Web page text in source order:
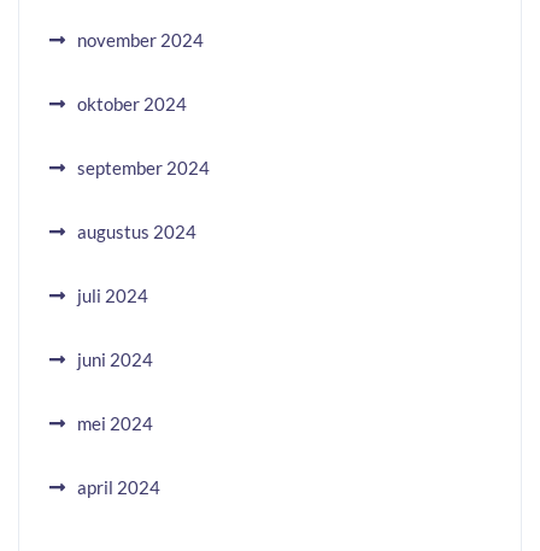
november 2024
oktober 2024
september 2024
augustus 2024
juli 2024
juni 2024
mei 2024
april 2024